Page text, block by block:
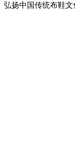
弘扬中国传统布鞋